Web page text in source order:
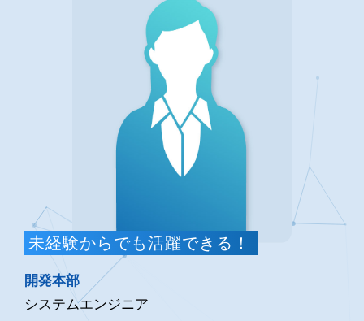
未経験からでも活躍できる！
開発本部
システムエンジニア